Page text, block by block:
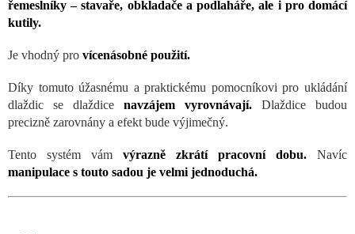
řemeslníky – stavaře, obkladače a podlaháře, ale i pro domácí
kutily.
Je vhodný pro vícenásobné použití.
Díky tomuto úžasnému a praktickému pomocníkovi pro ukládání
dlaždic se dlaždice navzájem vyrovnávají. Dlaždice budou
precizně zarovnány a efekt bude výjimečný.
Tento systém vám výrazně zkrátí pracovní dobu. Navíc
manipulace s touto sadou je velmi jednoduchá.